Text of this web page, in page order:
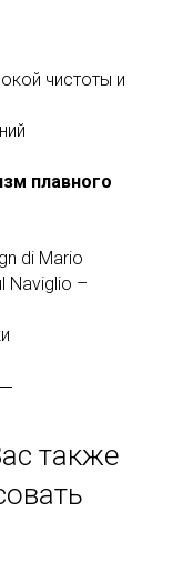
чистоты и
плавного
di Mario
Naviglio –
также